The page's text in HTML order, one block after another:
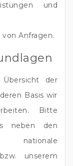
und
Anfragen.
der
Basis wir
Bitte
neben den
nationale
unserem